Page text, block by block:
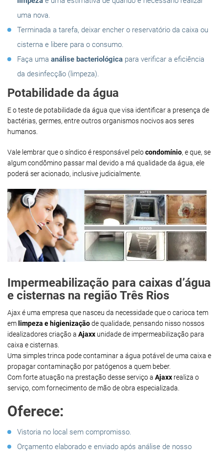
uma nova.
Terminada a tarefa, deixar encher o reservatório da caixa ou
cisterna e libere para o consumo.
Faça uma análise bacteriológica para verificar a eficiência
da desinfecção (limpeza).
Potabilidade da água
E o teste de potabilidade da água que visa identificar a presença de
bactérias, germes, entre outros organismos nocivos aos seres
humanos.
Vale lembrar que o síndico é responsável pelocondomínio, e que, se
algum condômino passar mal devido a má qualidade da água, ele
poderá ser acionado, inclusive judicialmente.
Impermeabilização para caixas d’água
e cisternas na região Três Rios
Ajax é uma empresa que nasceu da necessidade que o carioca tem
em limpeza e higienizaçãode qualidade, pensando nisso nossos
idealizadores criação a Ajaxx unidade de impermeabilização para
caixa e cisternas.
Uma simples trinca pode contaminar a água potável de uma caixa e
propagar contaminação por patógenos a quem beber.
Com forte atuação na prestação desse serviço a Ajaxx realiza o
serviço, com fornecimento de mão de obra especializada.
Oferece:
Vistoria no local sem compromisso.
Orçamento elaborado e enviado após análise de nosso